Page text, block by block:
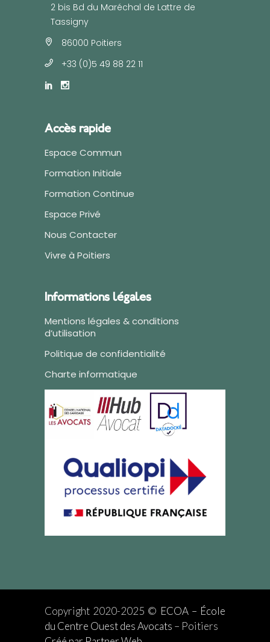
2 bis Bd du Maréchal de Lattre de
Tassigny
86000 Poitiers
+33 (0)5 49 88 22 11
Accès rapide
Espace Commun
Formation Initiale
Formation Continue
Espace Privé
Nous Contacter
Vivre à Poitiers
Informations légales
Mentions légales & conditions
d’utilisation
Politique de confidentialité
Charte informatique
Copyright 2020-2025 © ECOA – École
du Centre Ouest des Avocats – Poitiers